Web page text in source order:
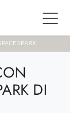
SPARK
DI